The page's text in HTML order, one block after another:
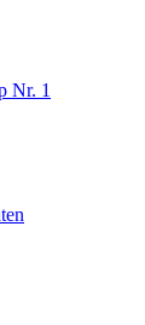
Nr. 1